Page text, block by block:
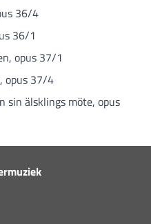
36/4
36/1
opus 37/1
opus 37/4
sin älsklings möte, opus